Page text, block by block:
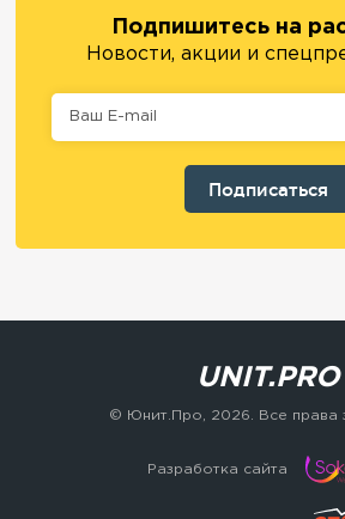
Подпишитесь на
Новости, акции и
UNIT.PRO
© Юнит.Про, 2026 . Все
Разработка сайта